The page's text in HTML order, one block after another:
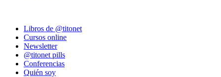
Libros de @titonet
Cursos online
Newsletter
@titonet pills
Conferencias
Quién soy